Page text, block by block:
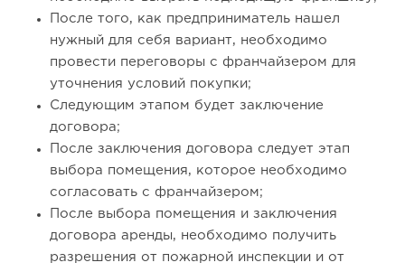
После того, как предприниматель нашел
нужный для себя вариант, необходимо
провести переговоры с франчайзером для
уточнения условий покупки;
Следующим этапом будет заключение
договора;
После заключения договора следует этап
выбора помещения, которое необходимо
согласовать с франчайзером;
После выбора помещения и заключения
договора аренды, необходимо получить
разрешения от пожарной инспекции и от